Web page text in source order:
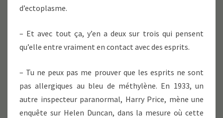
d’ectoplasme.
– Et avec tout ça, y’en a deux sur trois qui pensent
qu’elle entre vraiment en contact avec des esprits.
– Tu ne peux pas me prouver que les esprits ne sont
pas allergiques au bleu de méthylène. En 1933, un
autre inspecteur paranormal, Harry Price, mène une
enquête sur Helen Duncan, dans la mesure où cette